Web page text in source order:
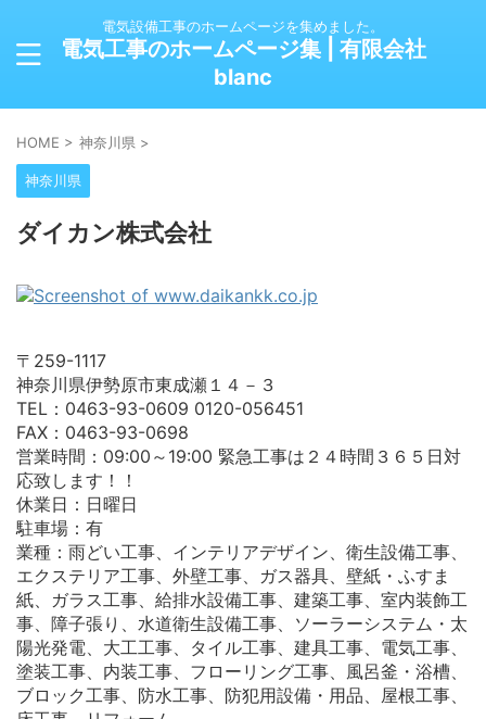
電気設備工事のホームページを集めました。
電気工事のホームページ集 | 有限会社
blanc
HOME > 神奈川県 >
神奈川県
ダイカン株式会社
〒259-1117
神奈川県伊勢原市東成瀬１４－３
TEL：0463-93-0609 0120-056451
FAX：0463-93-0698
営業時間：09:00～19:00 緊急工事は２４時間３６５日対
応致します！！
休業日：日曜日
駐車場：有
業種：雨どい工事、インテリアデザイン、衛生設備工事、
エクステリア工事、外壁工事、ガス器具、壁紙・ふすま
紙、ガラス工事、給排水設備工事、建築工事、室内装飾工
事、障子張り、水道衛生設備工事、ソーラーシステム・太
陽光発電、大工工事、タイル工事、建具工事、電気工事、
塗装工事、内装工事、フローリング工事、風呂釜・浴槽、
ブロック工事、防水工事、防犯用設備・用品、屋根工事、